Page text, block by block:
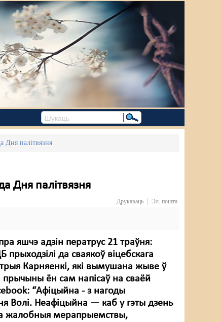
Дня палітвязня
Дня палітвязня
Друкаваць Эл. пошта
яшчэ адзін ператрус 21 траўня:
прыходзілі да сваякоў віцебскага
Карняенкі, які вымушана жыве ў
прычыны ён сам напісаў на сваёй
“Афіцыйна - з нагоды
Волі. Неафіцыйна — каб у гэты дзень
жалобныя мерапрыемствы,